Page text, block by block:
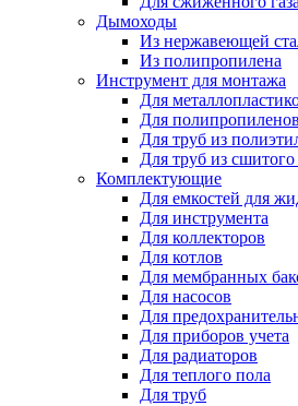
Дымоходы
Из нержавеющей
Из полипропилена
Инструмент для монтажа
Для
Для
Для труб из
Для труб из
Комплектующие
Для емкостей для
Для инструмента
Для коллекторов
Для котлов
Для мембранных
Для насосов
Для
Для приборов учета
Для радиаторов
Для теплого пола
Для труб